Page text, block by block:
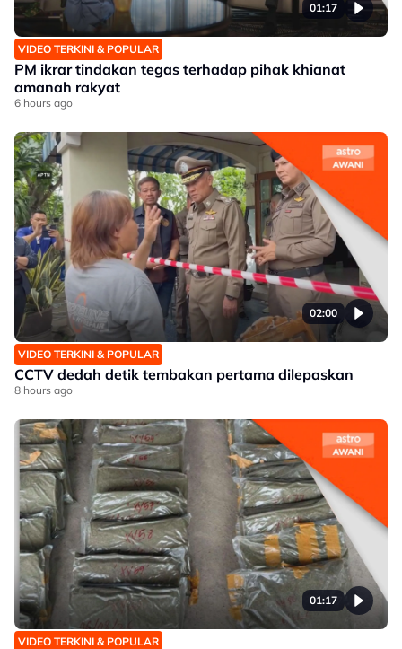
01:17
VIDEO TERKINI & POPULAR
PM ikrar tindakan tegas terhadap pihak khianat
amanah rakyat
6 hours ago
02:00
VIDEO TERKINI & POPULAR
CCTV dedah detik tembakan pertama dilepaskan
8 hours ago
01:17
VIDEO TERKINI & POPULAR